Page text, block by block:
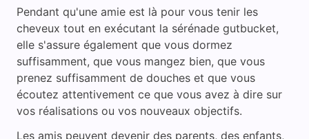
Pendant qu'une amie est là pour vous tenir les
cheveux tout en exécutant la sérénade gutbucket,
elle s'assure également que vous dormez
suffisamment, que vous mangez bien, que vous
prenez suffisamment de douches et que vous
écoutez attentivement ce que vous avez à dire sur
vos réalisations ou vos nouveaux objectifs.
Les amis peuvent devenir des parents, des enfants,